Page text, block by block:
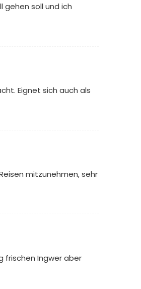
gehen soll und ich
Eignet sich auch als
mitzunehmen, sehr
frischen Ingwer aber